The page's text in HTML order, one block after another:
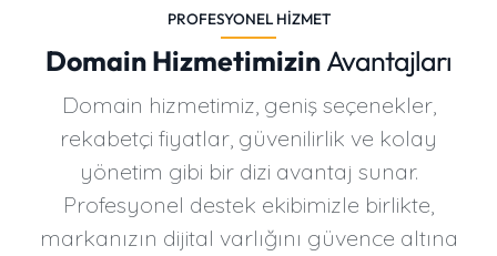
PROFESYONEL HIZMET
Domain HizmetimizinAvantajları
Domain hizmetimiz, geniş seçenekler,
rekabetçi fiyatlar, güvenilirlik ve kolay
yönetim gibi bir dizi avantaj sunar.
Profesyonel destek ekibimizle birlikte,
markanızın dijital varlığını güvence altına